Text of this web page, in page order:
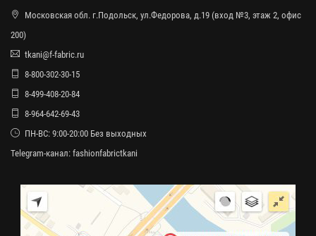
Московская обл. г.Подольск, ул.Федорова, д.19 (вход №3, этаж 2, офис
200)
tkani@f-fabric.ru
8-800-302-30-15
8-499-408-20-84
8-964-642-69-43
ПН-ВС: 9:00-20:00 Без выходных
Telegram-канал: fashionfabrictkani